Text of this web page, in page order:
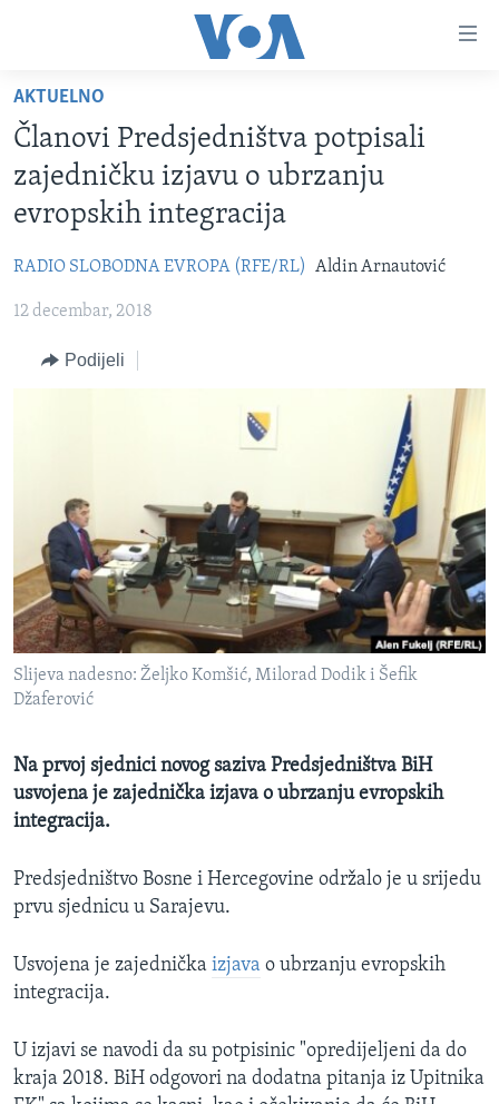
glavni
sadržaj
na
glavnu
Idi
na
TV PROGRAM
FOTOGRAFIJE DANA
SJEDINJENE AMERIČKE DRŽAVE
BOSNA I HERCEGOVINA
SVIJET
NAUKA I TEHNOLOGIJA
SPECIJALNI PROJEKTI
KORUPCIJA
MAGAZIN
O GLASU AMERIKE
Learning English
PRATITE NAS
Jezici
AKTUELNO
Članovi Predsjedništva potpisali
zajedničku izjavu o ubrzanju
evropskih integracija
RADIO SLOBODNA EVROPA (RFE/RL) Aldin Arnautović
12 decembar, 2018
Podijeli
Slijeva nadesno: Željko Komšić, Milorad Dodik i Šefik
Džaferović
Na prvoj sjednici novog saziva Predsjedništva BiH
usvojena je zajednička izjava o ubrzanju evropskih
integracija.
Predsjedništvo Bosne i Hercegovine održalo je u srijedu
prvu sjednicu u Sarajevu.
Usvojena je zajednička izjava o ubrzanju evropskih
integracija.
U izjavi se navodi da su potpisinic "opredijeljeni da do
kraja 2018. BiH odgovori na dodatna pitanja iz Upitnika